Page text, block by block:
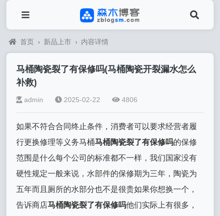
首页 › 新品上市 › 内容详情
马桶陶瓷裂了有保修吗(马桶陶瓷开裂漏水怎么
补救)
admin 2025-02-22 4806
如果不符合合同终止条件，消费者可以要求经营者履
行更换修理等义务马桶马桶陶瓷裂了有保修吗的保修
范围是什么每个公司的标准都不一样，我们国家没有
硬性规定一般来说，水部件的保修期为三年，陶瓷为
五年而且厕所的水部分也不是很贵如果你想换一个，
告诉商店马桶陶瓷裂了有保修吗他们实际上有很多，